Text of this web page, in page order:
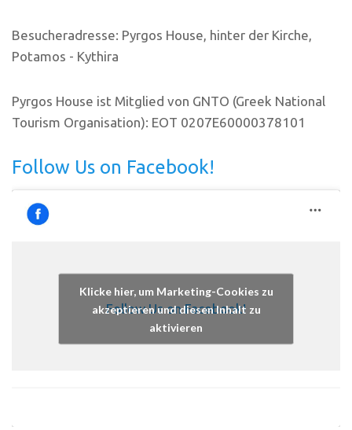
Besucheradresse: Pyrgos House, hinter der Kirche,
Potamos - Kythira
Pyrgos House ist Mitglied von GNTO (Greek National
Tourism Organisation): EOT 0207E60000378101
Follow Us on Facebook!
Follow Us on Facebook!
Klicke hier, um Marketing-Cookies zu
akzeptieren und diesen Inhalt zu
aktivieren